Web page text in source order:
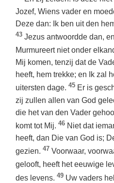
Jozef, Wiens vader en
Deze dan: Ik ben uit den
43 Jezus antwoordde dan,
Murmureert niet onder
Mij komen, tenzij dat de
heeft, hem trekke; en Ik zal
uitersten dage. 45 Er is
zij zullen allen van God
die het van den Vader
komt tot Mij. 46 Niet dat
heeft, dan Die van God is;
gezien. 47 Voorwaar,
gelooft, heeft het eeuwige
des levens. 49 Uw vaders